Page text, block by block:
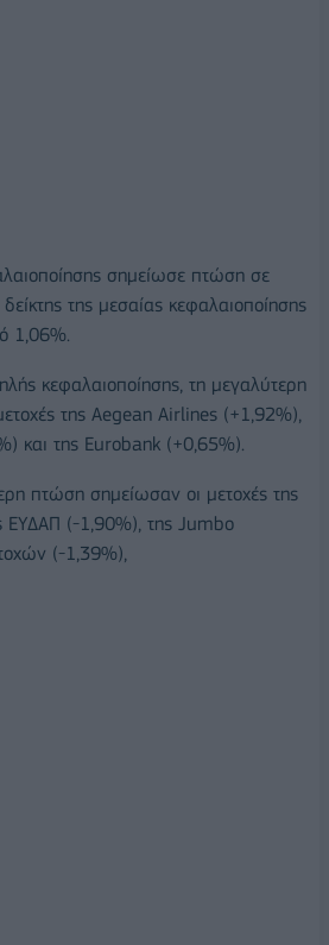
σημείωσε πτώση σε
της μεσαίας κεφαλαιοποίησης
1,06%.
κεφαλαιοποίησης, τη μεγαλύτερη
της Aegean Airlines (+1,92%),
και της Eurobank (+0,65%).
πτώση σημείωσαν οι μετοχές της
ΕΥΔΑΠ (-1,90%), της Jumbo
(-1,39%),